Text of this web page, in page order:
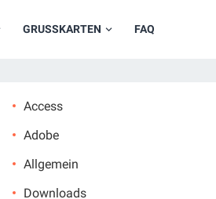
GRUSSKARTEN FAQ
Access
Adobe
Allgemein
Downloads